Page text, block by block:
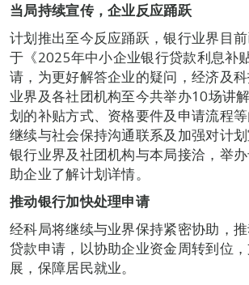
当局持续宣传，企业反应踊跃
计划推出至今反应踊跃，银行业界目
于《2025年中小企业银行贷款利息补
请，为更好解答企业的疑问，经济及
业界及各社团机构至今共举办10场讲
划的补贴方式、资格要件及申请流程
继续与社会保持沟通联系及加强对计
银行业界及社团机构与本局接洽，举
助企业了解计划详情。
推动银行加快处理申请
经科局将继续与业界保持紧密协助，
贷款申请，以协助企业资金周转到位
展，保障居民就业。